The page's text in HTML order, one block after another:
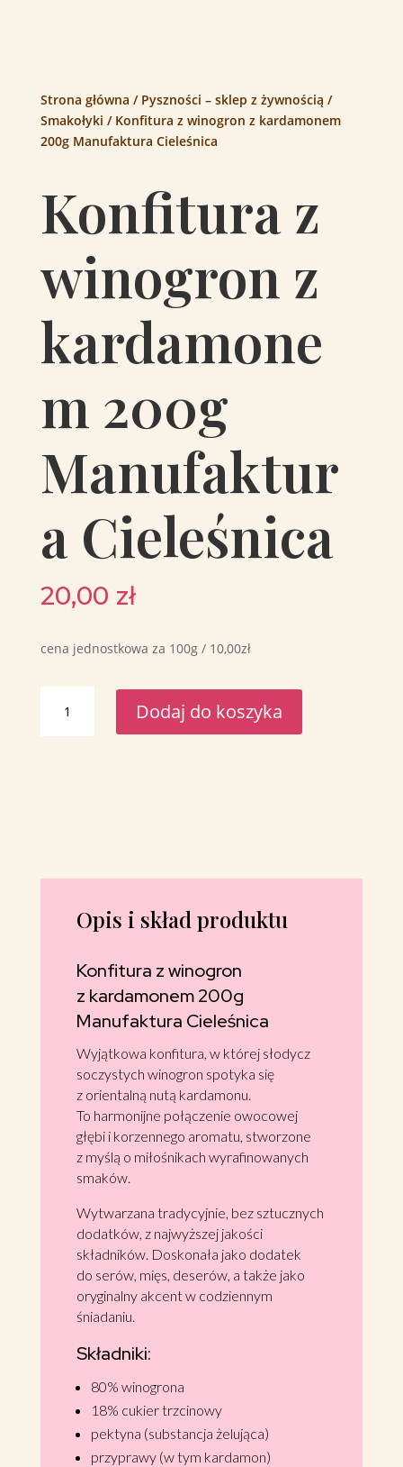
Strona główna / Pyszności – sklep z żywnością /
Smakołyki / Konfitura z winogron z kardamonem
200g Manufaktura Cieleśnica
Konfitura z
winogron z
kardamone
m 200g
Manufaktur
a Cieleśnica
20,00 zł
cena jednostkowa za 100g / 10,00zł
Konfitura
z
Dodaj do koszyka
Opis i skład produktu
Konfitura z winogron
z kardamonem 200g
Manufaktura Cieleśnica
Wyjątkowa konfitura, w której słodycz
soczystych winogron spotyka się
z orientalną nutą kardamonu.
To harmonijne połączenie owocowej
głębi i korzennego aromatu, stworzone
z myślą o miłośnikach wyrafinowanych
smaków.
Wytwarzana tradycyjnie, bez sztucznych
dodatków, z najwyższej jakości
składników. Doskonała jako dodatek
do serów, mięs, deserów, a także jako
oryginalny akcent w codziennym
śniadaniu.
Składniki:
80% winogrona
18% cukier trzcinowy
pektyna (substancja żelująca)
przyprawy (w tym kardamon)